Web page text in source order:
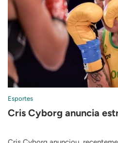
Esportes
Cris Cyborg anuncia